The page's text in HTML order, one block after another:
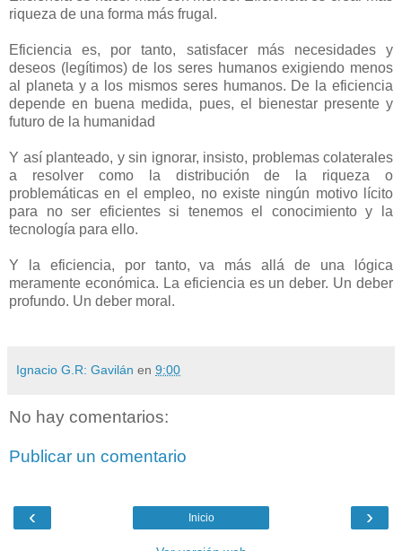
riqueza de una forma más frugal.
Eficiencia es, por tanto, satisfacer más necesidades y
deseos (legítimos) de los seres humanos exigiendo menos
al planeta y a los mismos seres humanos. De la eficiencia
depende en buena medida, pues, el bienestar presente y
futuro de la humanidad
Y así planteado, y sin ignorar, insisto, problemas colaterales
a resolver como la distribución de la riqueza o
problemáticas en el empleo, no existe ningún motivo lícito
para no ser eficientes si tenemos el conocimiento y la
tecnología para ello.
Y la eficiencia, por tanto, va más allá de una lógica
meramente económica. La eficiencia es un deber. Un deber
profundo. Un deber moral.
Ignacio G.R: Gavilán en 9:00
No hay comentarios:
Publicar un comentario
‹ ›
Inicio